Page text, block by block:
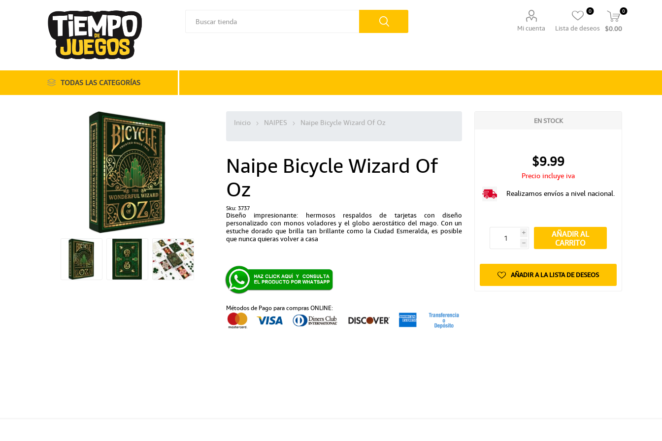
Mi cuenta Lista de deseos
0 0
$0.00
TODAS LAS CATEGORÍAS
Inicio NAIPES Naipe Bicycle Wizard Of Oz
Naipe Bicycle Wizard Of
Oz
Sku: 3737
Diseño impresionante: hermosos respaldos de tarjetas con diseño
personalizado con monos voladores y el globo aerostático del mago. Con un
estuche dorado que brilla tan brillante como la Ciudad Esmeralda, es posible
que nunca quieras volver a casa
EN STOCK
$9.99
Precio incluye iva
Realizamos envíos a nivel nacional.
i
h
AÑADIR AL
CARRITO
AÑADIR A LA LISTA DE DESEOS
Métodos de Pago para compras ONLINE: